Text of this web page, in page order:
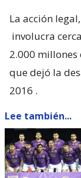
La acción
involucra
2.000 millones
que dejó la
2016 .
Lee también...